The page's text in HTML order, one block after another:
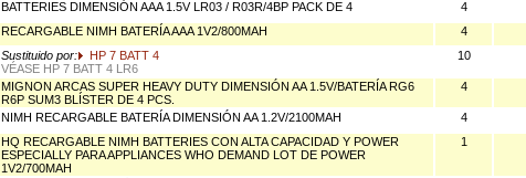
BATTERIES DIMENSIÓN AAA 1.5V LR03 / R03R/4BP PACK DE 4 4
RECARGABLE NIMH BATERÍA AAA 1V2/800MAH 4
Sustituido por:
HP 7 BATT 4
VÉASE HP 7 BATT 4 LR6
10
MIGNON ARCAS SUPER HEAVY DUTY DIMENSIÓN AA 1.5V/BATERÍA RG6
R6P SUM3 BLÍSTER DE 4 PCS.
4
NIMH RECARGABLE BATERÍA DIMENSIÓN AA 1.2V/2100MAH 4
HQ RECARGABLE NIMH BATTERIES CON ALTA CAPACIDAD Y POWER
ESPECIALLY PARA APPLIANCES WHO DEMAND LOT DE POWER
1V2/700MAH
1